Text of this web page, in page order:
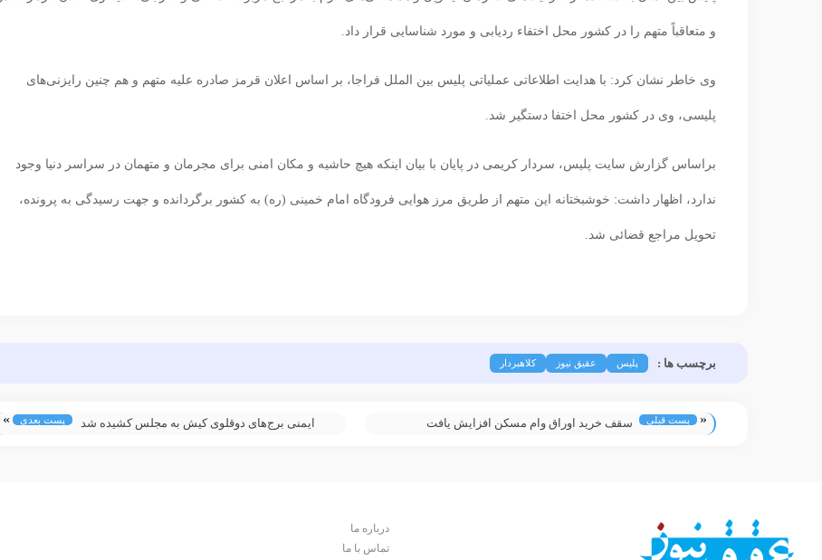
و متعاقباً متهم را در کشور محل اختفاء ردیابی و مورد شناسایی قرار داد.
وی خاطر نشان کرد: با هدایت اطلاعاتی عملیاتی پلیس بین الملل فراجا، بر اساس اعلان قرمز صادره علیه متهم و هم چنین رایزنی‌های
پلیسی، وی در کشور محل اختفا دستگیر شد.
براساس گزارش سایت پلیس، سردار کریمی در پایان با بیان اینکه هیچ حاشیه و مکان امنی برای مجرمان و متهمان در سراسر دنیا وجود
ندارد، اظهار داشت: خوشبختانه این متهم از طریق مرز هوایی فرودگاه‌ امام خمینی (ره) به کشور برگردانده و جهت رسیدگی به پرونده،
تحویل مراجع قضائی شد.
برچسب ها : پلیس عقیق نیوز کلاهبردار
« پست قبلی سقف خرید اوراق وام مسکن افزایش یافت ایمنی برج‌های دوقلوی کیش به مجلس کشیده شد پست بعدی »
درباره ما
تماس با ما